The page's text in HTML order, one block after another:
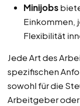
Minijobs
Einkommen,
Flexibilität
Jede Art des
spezifischen
sowohl für die
Arbeitgeber oder